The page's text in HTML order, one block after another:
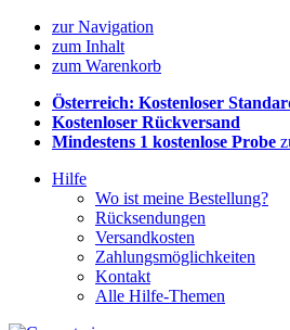
zur Navigation
zum Inhalt
zum Warenkorb
Österreich: Kostenloser
Kostenloser Rückversand
Mindestens 1 kostenlose Probe
Hilfe
Wo ist meine Bestellung?
Rücksendungen
Versandkosten
Zahlungsmöglichkeiten
Kontakt
Alle Hilfe-Themen